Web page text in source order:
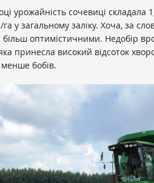
урожайність сочевиці складала
у загальному заліку. Хоча, за
більш оптимістичними. Недобір
принесла високий відсоток
бобів.